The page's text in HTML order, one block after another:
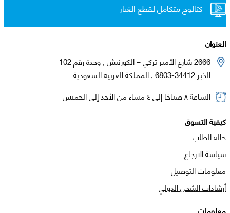
كتالوج متكامل لقطع الغيار
العنوان
2666 شارع الأمير تركي – الكورنيش , وحدة رقم 102
الخبر 34412-6803 , المملكة العربية السعودية
الساعة ٨ صباحًا إلى ٤ مساء من الأحد إلى الخميس
كيفية التسوق
حالة الطلب
سياسة الارجاع
معلومات التوصيل
أرشادات الشحن الدولي